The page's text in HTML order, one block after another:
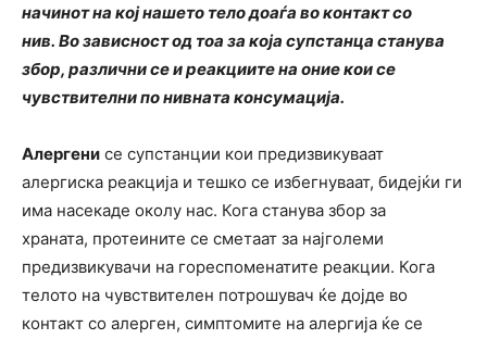
начинот на кој нашето тело доаѓа во контакт со
нив. Во зависност од тоа за која супстанца станува
збор, различни се и реакциите на оние кои се
чувствителни по нивната консумација.
Алергени се супстанции кои предизвикуваат
алергиска реакција и тешко се избегнуваат, бидејќи ги
има насекаде околу нас. Кога станува збор за
храната, протеините се сметаат за најголеми
предизвикувачи на гореспоменатите реакции. Кога
телото на чувствителен потрошувач ќе дојде во
контакт со алерген, симптомите на алергија ќе се